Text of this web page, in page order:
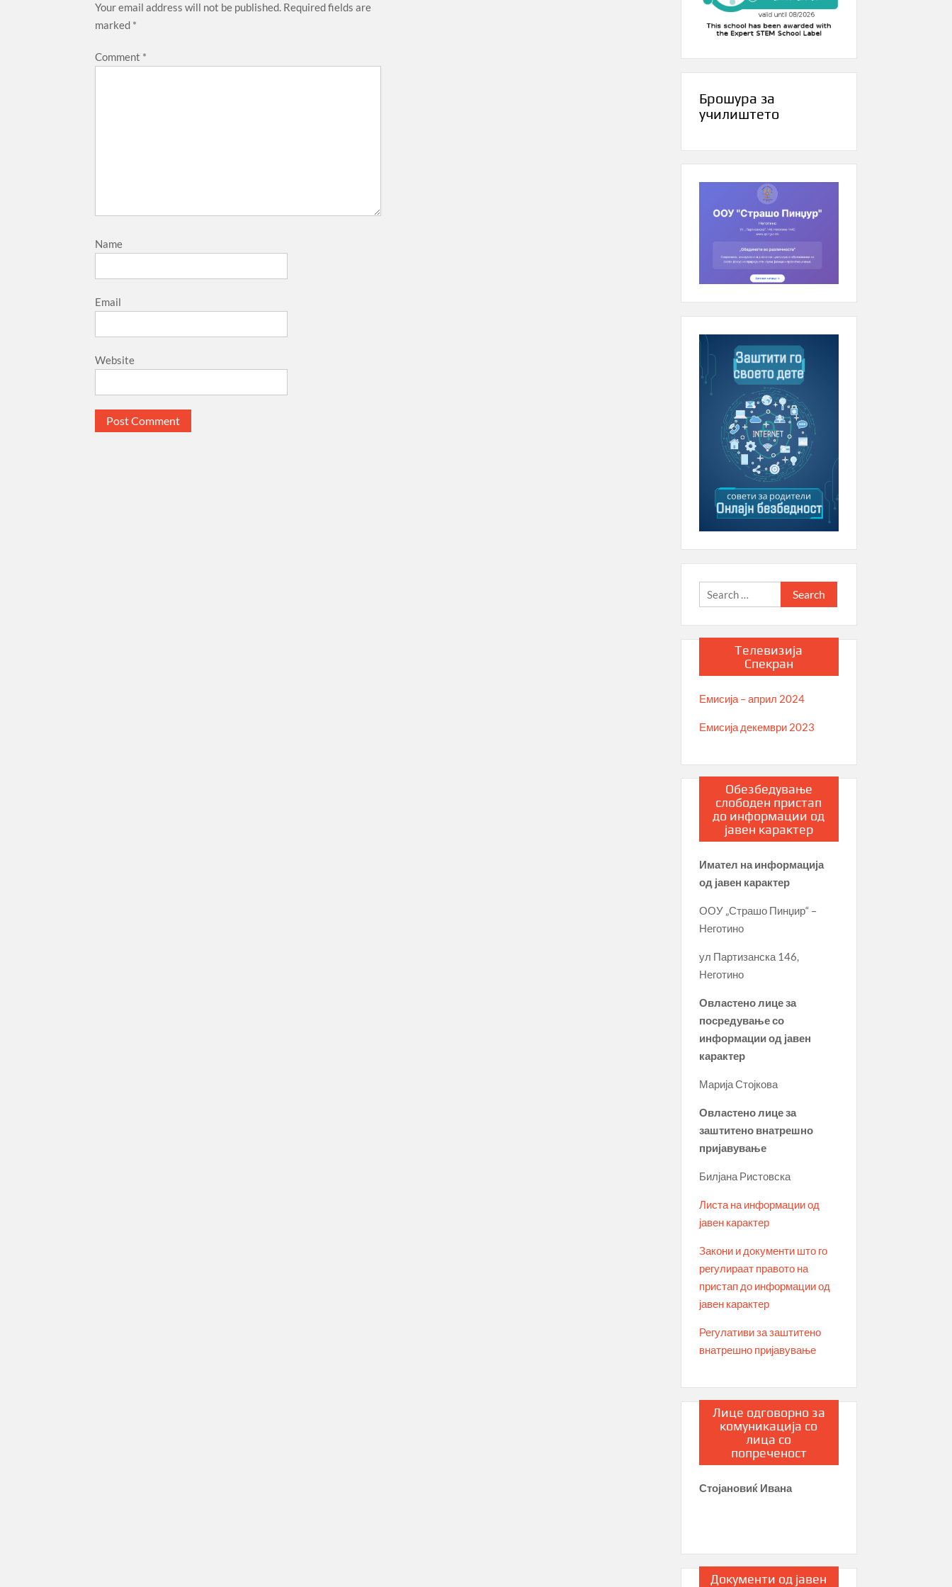
Your email address will not be published. Required fields are
marked *
Comment *
Name
Email
Website
Брошура за
училиштето
Search
for:
Телевизија
Спекран
Емисија – април 2024
Емисија декември 2023
Обезбедување
слободен пристап
до информации од
јавен карактер
Имател на информација
од јавен карактер
ООУ „Страшо Пинџир“ –
Неготино
ул Партизанска 146,
Неготино
Овластено лице за
посредување со
информации од јавен
карактер
Марија Стојкова
Овластено лице за
заштитено внатрешно
пријавување
Билјана Ристовска
Листа на информации од
јавен карактер
Закони и документи што го
регулираат правото на
пристап до информации од
јавен карактер
Регулативи за заштитено
внатрешно пријавување
Лице одговорно за
комуникација со
лица со
попреченост
Стојановиќ Ивана
Документи од јавен